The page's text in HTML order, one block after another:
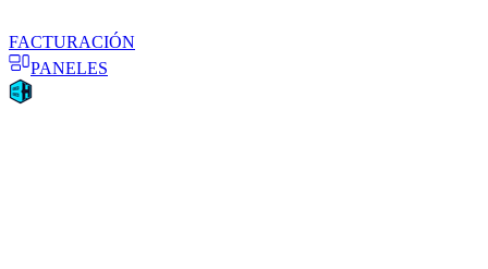
FACTURACIÓN
PANELES